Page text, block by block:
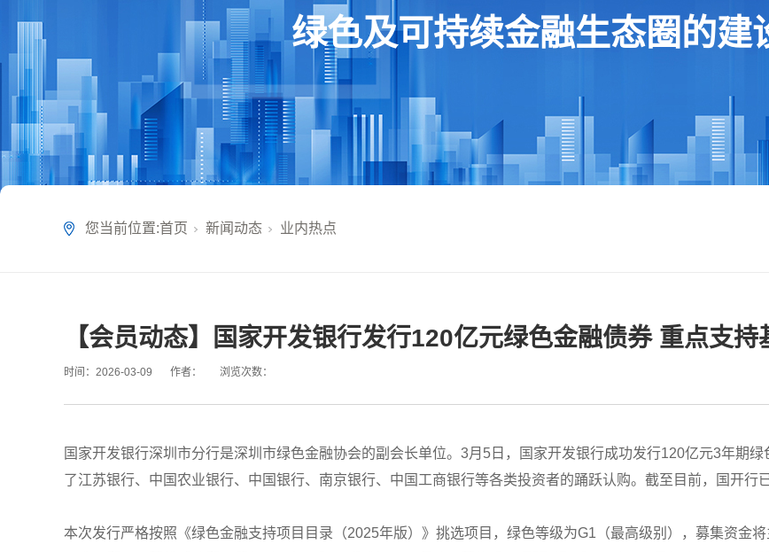
绿色及可持续金融生态圈的建
您当前位置:首页 新闻动态 业内热点
【会员动态】国家开发银行发行120亿元绿色金融债券 重点支
时间： 2026-03-09 作者： 浏览次数：
国家开发银行深圳市分行是深圳市绿色金融协会的副会长单位。3月5日，国家开发银行成功发行120亿元3年期
了江苏银行、中国农业银行、中国银行、南京银行、中国工商银行等各类投资者的踊跃认购。截至目前，国开行
本次发行严格按照《绿色金融支持项目目录（2025年版）》挑选项目，绿色等级为G1（最高级别），募集资金